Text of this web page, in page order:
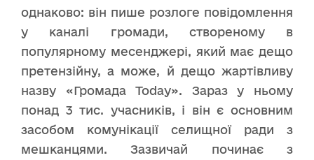
однаково: він пише розлоге повідомлення
у каналі громади, створеному в
популярному месенджері, який має дещо
претензійну, а може, й дещо жартівливу
назву «Громада Today». Зараз у ньому
понад 3 тис. учасників, і він є основним
засобом комунікації селищної ради з
мешканцями. Зазвичай починає з